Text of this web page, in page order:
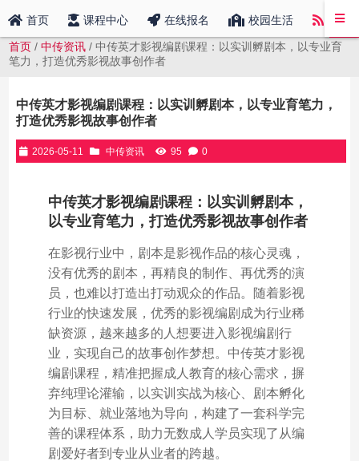
首页 课程中心 在线报名 校园生活 中传
首页 /中传资讯 / 中传英才影视编剧课程：以实训孵剧本，以专业育
笔力，打造优秀影视故事创作者
中传英才影视编剧课程：以实训孵剧本，以专业育笔力，
打造优秀影视故事创作者
2026-05-11 中传资讯 95 0
中传英才影视编剧课程：以实训孵剧本，
以专业育笔力，打造优秀影视故事创作者
在影视行业中，剧本是影视作品的核心灵魂，
没有优秀的剧本，再精良的制作、再优秀的演
员，也难以打造出打动观众的作品。随着影视
行业的快速发展，优秀的影视编剧成为行业稀
缺资源，越来越多的人想要进入影视编剧行
业，实现自己的故事创作梦想。中传英才影视
编剧课程，精准把握成人教育的核心需求，摒
弃纯理论灌输，以实训实战为核心、剧本孵化
为目标、就业落地为导向，构建了一套科学完
善的课程体系，助力无数成人学员实现了从编
剧爱好者到专业从业者的跨越。